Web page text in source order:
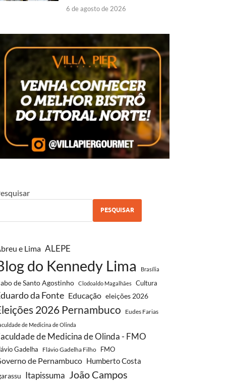
6 de agosto de 2026
PESQUISAR
e Lima ALEPE
do Kennedy Lima Brasília
de Santo Agostinho Clodoaldo Magalhães Cultura
da Fonte Educação eleições 2026
2026 Pernambuco Eudes Farias
de Medicina de Olinda
de Medicina de Olinda - FMO
Gadelha Flávio Gadelha Filho FMO
de Pernambuco Humberto Costa
Itapissuma João Campos